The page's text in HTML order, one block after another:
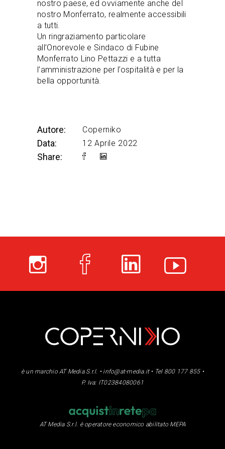
nostro paese, ed ovviamente anche del
nostro Monferrato, realmente accessibili
a tutti.
Un ringraziamento particolare
all’Onorevole e Sindaco di Fubine
Monferrato Lino Pettazzi e a tutta
l’amministrazione per l’ospitalità e per la
bella opportunità.
Autore: Coperniko
Data: 12 Aprile 2022
Share:
è un marchio AT Media S.r.l. • info@at-media.it• Tel 800 177 855 •
P. Iva: IT02384080061
AT Media S.r.l. è operatore economico abilitato MEPA